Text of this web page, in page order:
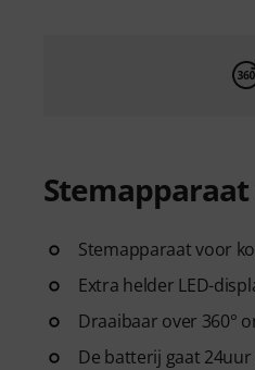
Stemapparaat voor
Extra helder LED-
Draaibaar over 360°
De batterij gaat 24uur